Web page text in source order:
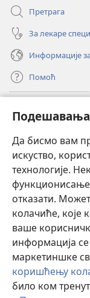
Подешавања
Да бисмо вам
искуство,
технологије.
функционисање
отказати.
колачиће,
ваше
информација
маркетиншке
коришћењу
било ком
Претрага
За лекаре
Информације
Помоћ
(отвара
нови
прозор)ОНЛАЈН
(отвара
нови
прозор)JW Hub®
(отвара
нови
прозор)JW Library
Watchtower
Copyright© 2026